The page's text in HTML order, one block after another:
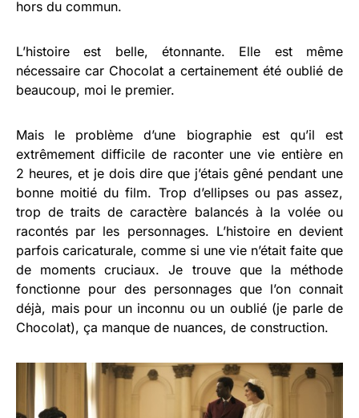
hors du commun.
L’histoire est belle, étonnante. Elle est même
nécessaire car Chocolat a certainement été oublié de
beaucoup, moi le premier.
Mais le problème d’une biographie est qu’il est
extrêmement difficile de raconter une vie entière en
2 heures, et je dois dire que j’étais gêné pendant une
bonne moitié du film. Trop d’ellipses ou pas assez,
trop de traits de caractère balancés à la volée ou
racontés par les personnages. L’histoire en devient
parfois caricaturale, comme si une vie n’était faite que
de moments cruciaux. Je trouve que la méthode
fonctionne pour des personnages que l’on connait
déjà, mais pour un inconnu ou un oublié (je parle de
Chocolat), ça manque de nuances, de construction.